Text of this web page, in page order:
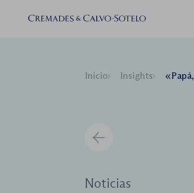
Inicio Insights
Noticias